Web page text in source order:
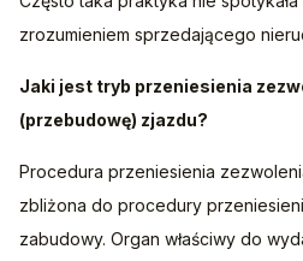
zrozumieniem sprzedającego
Jaki jest tryb przeniesienia
(przebudowę) zjazdu?
Procedura przeniesienia
zbliżona do procedury
zabudowy. Organ właściwy do